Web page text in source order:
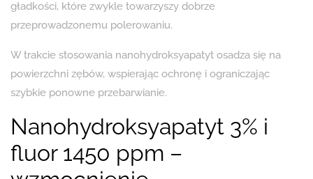
gładkości, które zwykle towarzyszy dobrze
przeprowadzonemu polerowaniu.
W trakcie stosowania nanohydroksyapatyt osadza się na
powierzchni zębów, wspierając ochronę i ograniczając
szybkie ponowne przebarwianie.
Nanohydroksyapatyt 3% i
fluor 1450 ppm –